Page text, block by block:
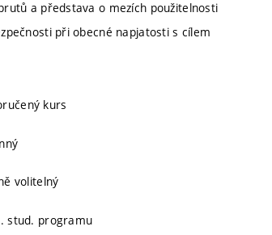
a představa o mezích použitelnosti
při obecné napjatosti s cílem
kurs
volitelný
stud. programu